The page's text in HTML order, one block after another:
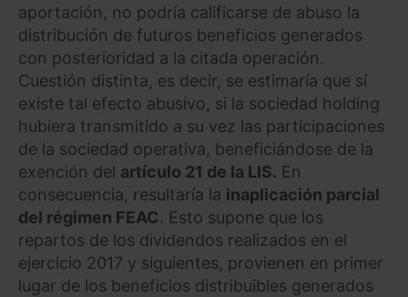
aportación, no podría calificarse de abuso la
distribución de futuros beneficios generados
con posterioridad a la citada operación.
Cuestión distinta, es decir, se estimaría que sí
existe tal efecto abusivo, si la sociedad holding
hubiera transmitido a su vez las participaciones
de la sociedad operativa, beneficiándose de la
exención del artículo 21 de la LIS. En
consecuencia, resultaría la inaplicación parcial
del régimen FEAC. Esto supone que los
repartos de los dividendos realizados en el
ejercicio 2017 y siguientes, provienen en primer
lugar de los beneficios distribuibles generados